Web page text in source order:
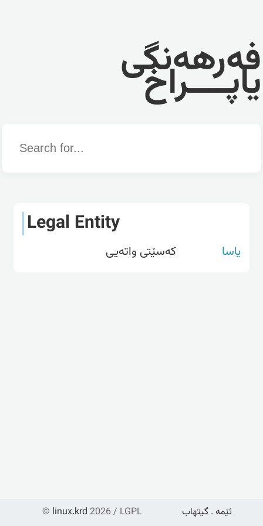
فەرهەنگی
یاپــــراخ
Word
Legal Entity
یاسا کەسێتی واتەیی
© linux.krd 2026 / LGPL ئێمە . گیتهاب